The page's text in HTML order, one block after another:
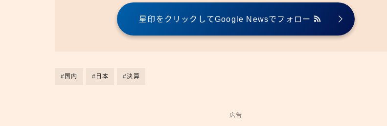
星印をクリックしてGoogle Newsでフォロー
#国内 #日本 #決算
広告